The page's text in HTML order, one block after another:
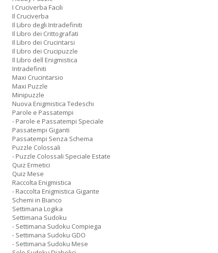
I Cruciverba Facili
Il Cruciverba
Il Libro degli Intradefiniti
Il Libro dei Crittografati
Il Libro dei Crucintarsi
Il Libro dei Crucipuzzle
Il Libro dell Enigmistica
Intradefiniti
Maxi Crucintarsio
Maxi Puzzle
Minipuzzle
Nuova Enigmistica Tedeschi
Parole e Passatempi
- Parole e Passatempi Speciale
Passatempi Giganti
Passatempi Senza Schema
Puzzle Colossali
- Puzzle Colossali Speciale Estate
Quiz Ermetici
Quiz Mese
Raccolta Enigmistica
- Raccolta Enigmistica Gigante
Schemi in Bianco
Settimana Logika
Settimana Sudoku
- Settimana Sudoku Compiega
- Settimana Sudoku GDO
- Settimana Sudoku Mese